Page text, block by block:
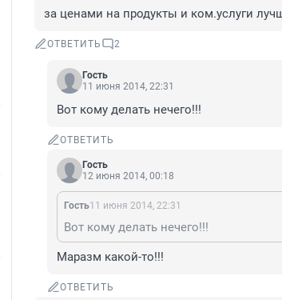
за ценами на продукты и ком.услуги
ОТВЕТИТЬ 2
Гость
11 июня 2014, 22:31
Вот кому делать нечего!!!
ОТВЕТИТЬ
Гость
12 июня 2014, 00:18
Гость11 июня 2014, 22:31
Вот кому делать нечего!!!
Маразм какой-то!!!
ОТВЕТИТЬ